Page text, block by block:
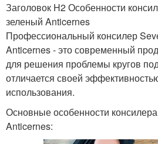
Заголовок H2 Особенности
зеленый Anticernes
Профессиональный консилер
Anticernes - это современный
для решения проблемы кругов
отличается своей
использования.
Основные особенности
Anticernes: